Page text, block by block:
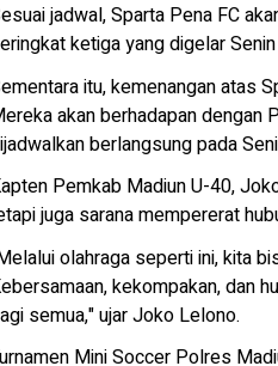
jadwal, Sparta Pena FC
ketiga yang digelar
itu, kemenangan atas
akan berhadapan dengan
berlangsung pada
Pemkab Madiun U-40,
juga sarana mempererat
olahraga seperti ini, kita
kekompakan, dan
semua," ujar Joko Lelono.
Mini Soccer Polres